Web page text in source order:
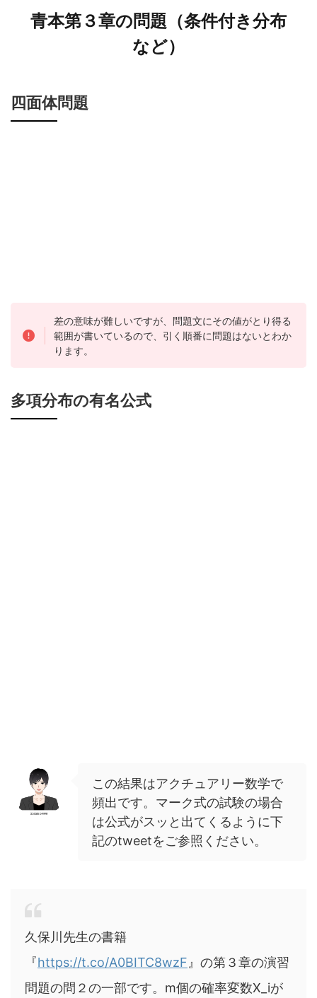
青本第３章の問題（条件付き分布
など）
四面体問題
差の意味が難しいですが、問題文にその値がとり得る
範囲が書いているので、引く順番に問題はないとわか
ります。
多項分布の有名公式
この結果はアクチュアリー数学で
頻出です。マーク式の試験の場合
は公式がスッと出てくるように下
記のtweetをご参照ください。
久保川先生の書籍
『https://t.co/A0BITC8wzF』の第３章の演習
問題の問２の一部です。m個の確率変数X_iが